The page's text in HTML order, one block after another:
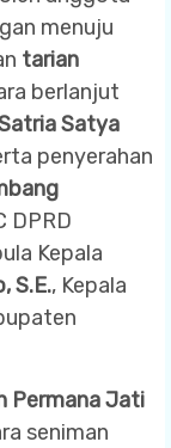
menuju
tarian
berlanjut
Satya
penyerahan
DPRD
Kepala
S.E., Kepala
Permana Jati
seniman